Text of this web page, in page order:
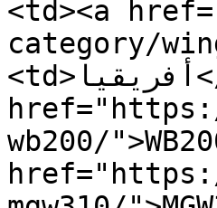
<td><a
category/
<td>أفريقيا</td><td><a
wb200/